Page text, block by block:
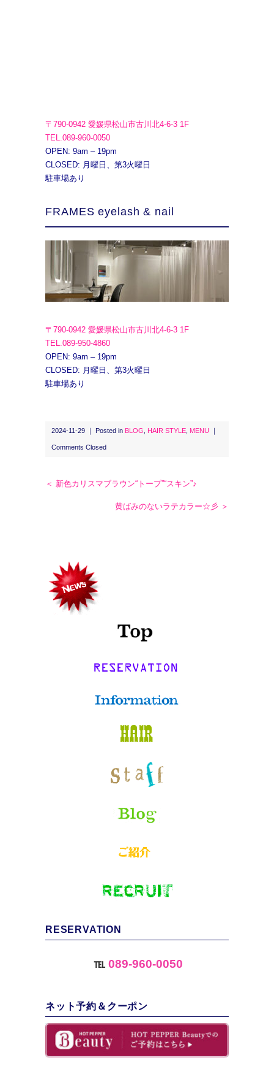
〒790-0942 愛媛県松山市古川北4-6-3 1F
TEL.089-960-0050
OPEN: 9am – 19pm
CLOSED: 月曜日、第3火曜日
駐車場あり
FRAMES eyelash & nail
〒790-0942 愛媛県松山市古川北4-6-3 1F
TEL.089-950-4860
OPEN: 9am – 19pm
CLOSED: 月曜日、第3火曜日
駐車場あり
2024-11-29 ｜ Posted in BLOG HAIR STYLE MENU
Comments Closed
＜ 新色カリスマブラウン“トープ”“スキン”♪
黄ばみのないラテカラー☆彡 ＞
RESERVATION
℡ 089-960-0050
ネット予約＆クーポン